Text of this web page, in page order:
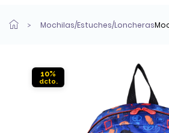
Mochilas/Estuches/Loncheras
10%